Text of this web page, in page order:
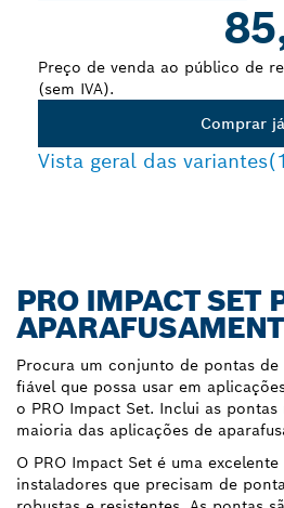
Preço de venda ao público de
(sem IVA).
Comprar já
Vista geral das variantes
PRO IMPACT SET
Procura um conjunto de pontas
fiável que possa usar em
o PRO Impact Set. Inclui as pontas
maioria das aplicações de
O PRO Impact Set é uma
instaladores que precisam de